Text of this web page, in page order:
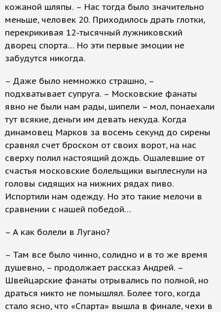
кожаной шляпы. – Нас тогда было значительно
меньше, человек 20. Приходилось драть глотки,
перекрикивая 12-тысячный лужниковский
дворец спорта… Но эти первые эмоции не
забудутся никогда.
– Даже было немножко страшно, –
подхватывает супруга. – Московские фанаты
явно не были нам рады, шипели – мол, понаехали
тут всякие, деньги им девать некуда. Когда
динамовец Марков за восемь секунд до сирены
сравнял счет броском от своих ворот, на нас
сверху полил настоящий дождь. Ошалевшие от
счастья московские болельщики выплеснули на
головы сидящих на нижних рядах пиво.
Испортили нам одежду. Но это такие мелочи в
сравнении с нашей победой…
– А как болели в Лугано?
– Там все было чинно, солидно и в то же время
душевно, – продолжает рассказ Андрей. –
Швейцарские фанаты отрывались по полной, но
драться никто не помышлял. Более того, когда
стало ясно, что «Спарта» вышла в финале, чехи в